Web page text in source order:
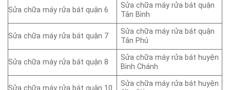
Sửa chữa máy rửa bát quận 6
Sửa chữa máy rửa bát quận
Tân Bình
Sửa chữa máy rửa bát quận 7
Sửa chữa máy rửa bát quận
Tân Phú
Sửa chữa máy rửa bát quận 8
Sửa chữa máy rửa bát huyện
Bình Chánh
Sửa chữa máy rửa bát quận 10
Sửa chữa máy rửa bát huyện